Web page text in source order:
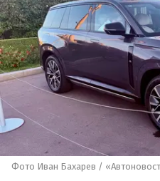
Фото Иван Бахарев /